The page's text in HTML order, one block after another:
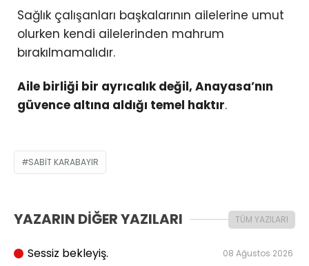
Sağlık çalışanları başkalarının ailelerine umut
olurken kendi ailelerinden mahrum
bırakılmamalıdır.
Aile birliği bir ayrıcalık değil, Anayasa’nın
güvence altına aldığı temel haktır.
SABIT KARABAYIR
YAZARIN DİĞER YAZILARI TÜM YAZILARI
Sessiz bekleyiş. 08 Ağustos 2026